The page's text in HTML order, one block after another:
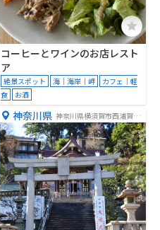
コーヒーとワインのお店レスト
ア
絶景スポット 海｜海岸｜岬
カフェ｜軽
食
お酒
神奈川県 神奈川県横須賀市西浦賀１
丁目１−１３